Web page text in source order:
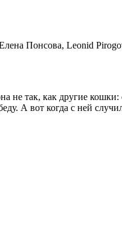
Понсова, Leonid
не так, как другие
А вот когда с ней